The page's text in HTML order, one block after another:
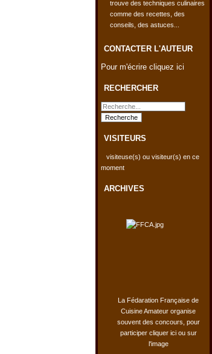
trouve des techniques culinaires
comme des recettes, des
conseils, des astuces...
CONTACTER L'AUTEUR
Pour m'écrire cliquez ici
RECHERCHER
VISITEURS
visiteuse(s) ou visiteur(s) en ce
moment
ARCHIVES
La Fédaration Française de
Cuisine Amateur organise
souvent des concours, pour
participer cliquer ici ou sur
l'image